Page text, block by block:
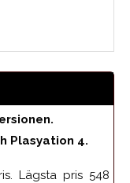
Plasyation 4.
Lägsta pris 548